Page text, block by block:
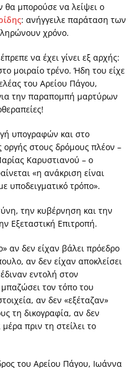
μπορούσε να λείψει ο
: ανήγγειλε παράταση των
χρόνο.
να έχει γίνει εξ αρχής:
μοιραίο τρένο. Ήδη του είχε
του Αρείου Πάγου,
την παραπομπή μαρτύρων
υπογραφών και στο
στους δρόμους πλέον –
Καρυστιανού – ο
«η ανάκριση είναι
υποδειγματικό τρόπο».
την κυβέρνηση και την
Εξεταστική Επιτροπή.
αν δεν είχαν βάλει πρόεδρο
αν δεν είχαν αποκλείσει
εντολή στον
τον τόπο του
αν δεν «εξέταζαν»
τη δικογραφία, αν δεν
πριν τη στείλει το
του Αρείου Πάγου, Ιωάννα